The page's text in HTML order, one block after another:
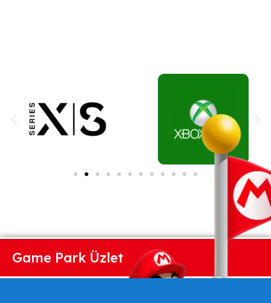
Game Park Üzlet